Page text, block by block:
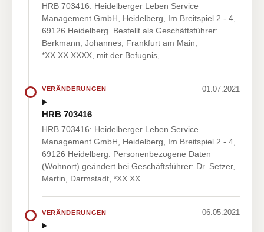
HRB 703416: Heidelberger Leben Service
Management GmbH, Heidelberg, Im Breitspiel 2 - 4,
69126 Heidelberg. Bestellt als Geschäftsführer:
Berkmann, Johannes, Frankfurt am Main,
*XX.XX.XXXX, mit der Befugnis, …
VERÄNDERUNGEN 01.07.2021
HRB 703416
HRB 703416: Heidelberger Leben Service
Management GmbH, Heidelberg, Im Breitspiel 2 - 4,
69126 Heidelberg. Personenbezogene Daten
(Wohnort) geändert bei Geschäftsführer: Dr. Setzer,
Martin, Darmstadt, *XX.XX…
VERÄNDERUNGEN 06.05.2021